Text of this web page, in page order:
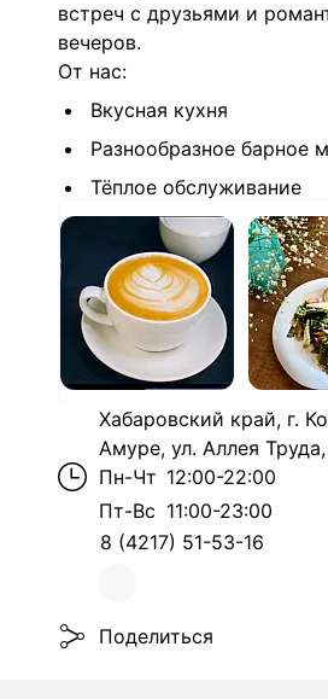
встреч с друзьями и
вечеров.
От нас:
Вкусная кухня
Разнообразное барное
Тёплое обслуживание
Хабаровский край, г.
Амуре, ул. Аллея
Пн-Чт 12:00-22:00
Пт-Вс 11:00-23:00
8 (4217) 51-53-16
Поделиться